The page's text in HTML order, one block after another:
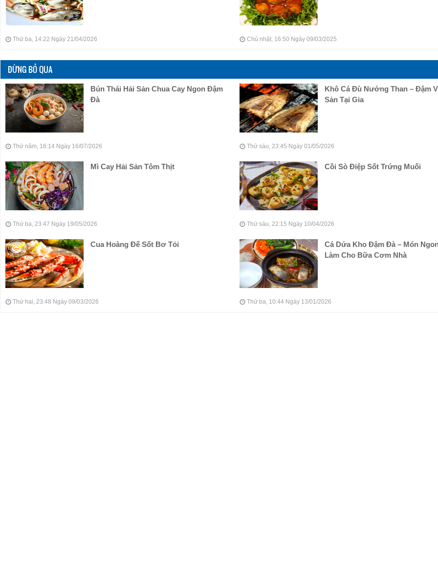
Thứ ba, 14:22 Ngày 21/04/2026 Chủ nhật, 16:50 Ngày 09/03/2025
ĐỪNG BỎ QUA
Bún Thái Hải Sản Chua Cay Ngon Đậm
Đà
Thứ năm, 16:14 Ngày 16/07/2026
Khô Cá Đù Nướng Than – Đậm
Sản Tại Gia
Thứ sáu, 23:45 Ngày 01/05/2026
Mì Cay Hải Sản Tôm Thịt
Thứ ba, 23:47 Ngày 19/05/2026
Cồi Sò Điệp Sốt Trứng Muối
Thứ sáu, 22:15 Ngày 10/04/2026
Cua Hoàng Đế Sốt Bơ Tỏi
Thứ hai, 23:48 Ngày 09/03/2026
Cá Dứa Kho Đậm Đà – Món
Làm Cho Bữa Cơm Nhà
Thứ ba, 10:44 Ngày 13/01/2026